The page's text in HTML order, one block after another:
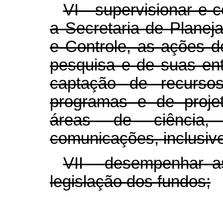
VI - supervisionar e
a Secretaria de
e Controle, as ações
pesquisa e de suas
captação de
programas e de
áreas de ciência,
comunicações,
VII - desempenhar
legislação dos fundos;